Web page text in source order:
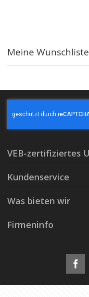
Meine Wunschliste
VEB-zertifiziertes
Kundenservice
Was bieten wir
Firmeninfo